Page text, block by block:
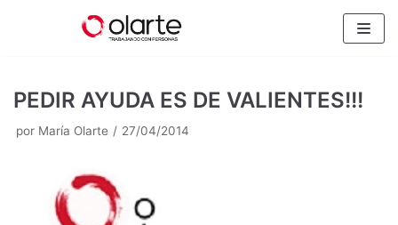
contenido
PEDIR AYUDA ES DE VALIENTES!!!
por María Olarte 27/04/2014